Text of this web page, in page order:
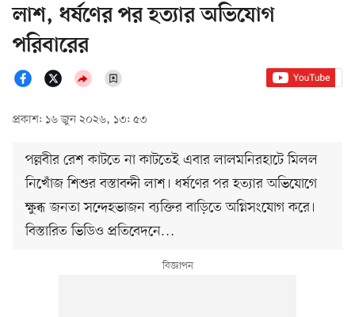
লাশ, ধর্ষণের পর হত্যার অভিযোগ
পরিবারের
প্রকাশ: ১৬ জুন ২০২৬, ১৩: ৫৩
পল্লবীর রেশ কাটতে না কাটতেই এবার লালমনিরহাটে মিলল
নিখোঁজ শিশুর বস্তাবন্দী লাশ। ধর্ষণের পর হত্যার অভিযোগে
ক্ষুব্ধ জনতা সন্দেহভাজন ব্যক্তির বাড়িতে অগ্নিসংযোগ করে।
বিস্তারিত ভিডিও প্রতিবেদনে…